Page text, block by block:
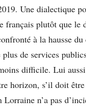
Une dialectique
français plutôt que le
à la hausse
de services
difficile. Lui
horizon, s’il doit
n’a pas